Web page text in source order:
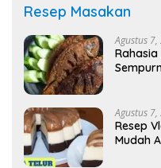
Resep Masakan
Agustus
Agustus
Resep
Mudah